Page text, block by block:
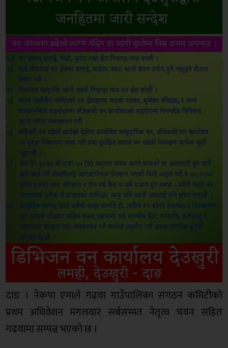
दाङ । नेकपा एमाले गढवा गाउँपालिका संगठन कमिटीको
प्रथम अधिवेशन मंगलवार सर्बसम्मत नेतृत्व चयन सहित
गढवामा सम्पन्न भएको छ ।